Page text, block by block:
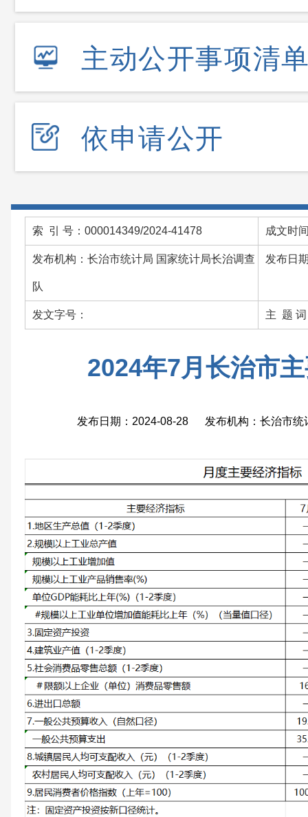
主动公开事项清
依申请公开
索 引 号：000014349/2024-41478 成文时
发布机构：长治市统计局 国家统计局长治调查
队
发布日
发文字号： 主 题 词
2024年7月长治市
发布日期：2024-08-28 发布机构：长治市统